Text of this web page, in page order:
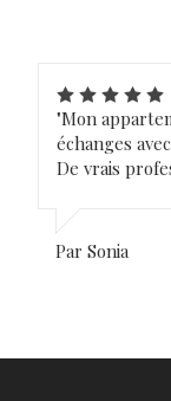
"Mon
échanges
De vrais
Par Sonia